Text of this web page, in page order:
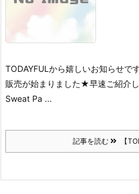
TODAYFULから嬉しいお知らせで
販売が始まりました★早速ご紹介
Sweat Pa ...
記事を読む 【